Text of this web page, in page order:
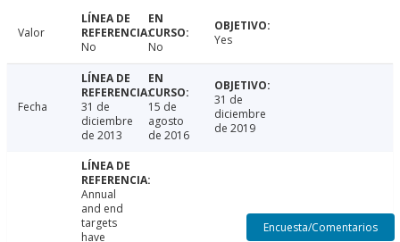
Valor
No
No Yes
Fecha
31 de
diciembre
de 2013
15 de
agosto
de 2016
31 de
diciembre
de 2019
Annual
and end
targets
have
Encuesta/Comentarios